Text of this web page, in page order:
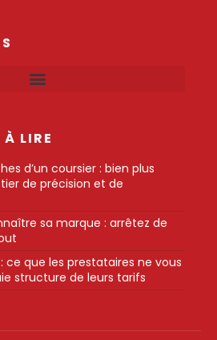
LIRE
d’un coursier : bien plus
de précision et de
sa marque : arrêtez de
ce que les prestataires ne vous
structure de leurs tarifs